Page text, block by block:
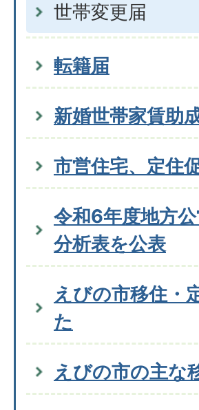
世帯変更届
転籍届
新婚世帯家賃助
市営住宅、定住
令和6年度地方
分析表を公表
えびの市移住・
た
えびの市の主な